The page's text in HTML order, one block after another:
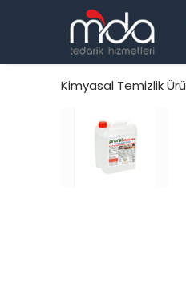
Kimyasal Temizlik